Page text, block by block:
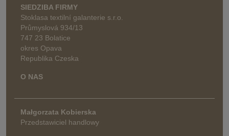
SIEDZIBA FIRMY
Stoklasa textilní galanterie s.r.o.
Průmyslová 934/13
747 23 Bolatice
okres Opava
Republika Czeska
O NAS
Małgorzata Kobierska
Przedstawiciel handlowy